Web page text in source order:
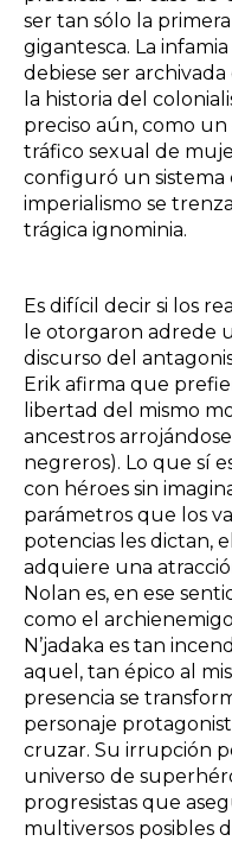
ser tan sólo la
gigantesca. La
debiese ser
la historia del
preciso aún, como
tráfico sexual de
configuró un sistema
imperialismo se
trágica ignominia.
Es difícil decir si los
le otorgaron adrede
discurso del
Erik afirma que
libertad del mismo
ancestros
negreros). Lo que sí
con héroes sin
parámetros que los
potencias les dictan,
adquiere una
Nolan es, en ese
como el
N’jadaka es tan
aquel, tan épico al
presencia se
personaje
cruzar. Su irrupción
universo de
progresistas que
multiversos posibles